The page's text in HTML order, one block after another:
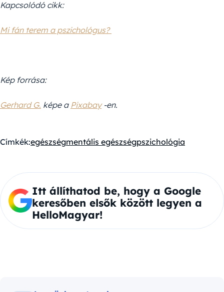
Kapcsolódó cikk:
Mi fán terem a pszichológus?
Kép forrása:
Gerhard G. képe a Pixabay-en.
Címkék:egészségmentális egészségpszichológia
Itt állíthatod be, hogy a Google
keresőben elsők között legyen a
HelloMagyar!